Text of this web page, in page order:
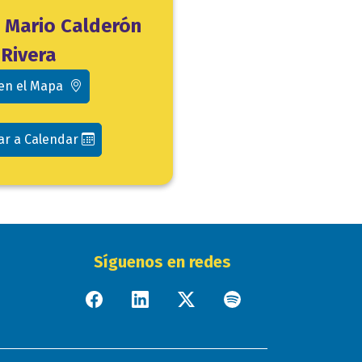
Calderón
Rivera
el Mapa
a Calendar
Síguenos en redes